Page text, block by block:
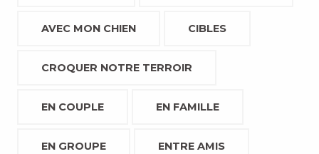
AVEC MON CHIEN CIBLES
CROQUER NOTRE TERROIR
EN COUPLE EN FAMILLE
EN GROUPE ENTRE AMIS